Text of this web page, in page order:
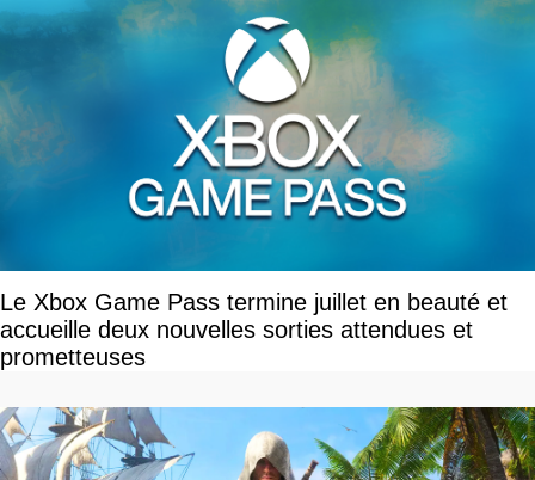
Le Xbox Game Pass termine juillet en beauté et
accueille deux nouvelles sorties attendues et
prometteuses